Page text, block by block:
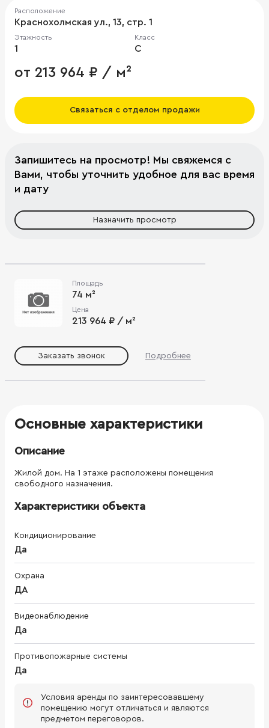
Расположение
Краснохолмская ул., 13, стр. 1
Этажность
1
Класс
C
от 213 964 ₽ / м²
Связаться с отделом продажи
Запишитесь на просмотр! Мы свяжемся с
Вами, чтобы уточнить удобное для вас время
и дату
Назначить просмотр
Площадь
74 м²
Цена
213 964 ₽ / м²
Заказать звонок Подробнее
Основные характеристики
Описание
Жилой дом. На 1 этаже расположены помещения
свободного назначения.
Характеристики объекта
Кондиционирование
Да
Охрана
ДА
Видеонаблюдение
Да
Противопожарные системы
Да
Условия аренды по заинтересовавшему
помещению могут отличаться и являются
предметом переговоров.